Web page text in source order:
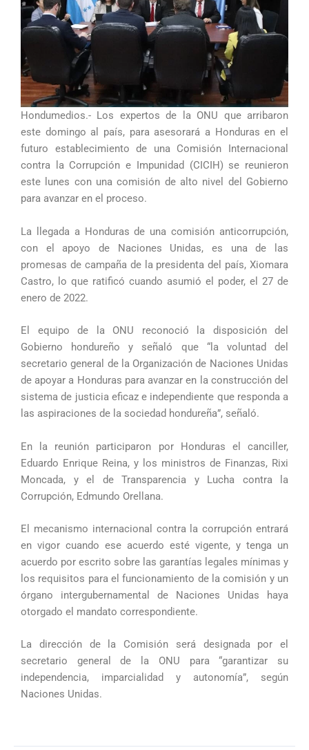
Hondumedios.- Los expertos de la ONU que arribaron
este domingo al país, para asesorará a Honduras en el
futuro establecimiento de una Comisión Internacional
contra la Corrupción e Impunidad (CICIH) se reunieron
este lunes con una comisión de alto nivel del Gobierno
para avanzar en el proceso.
La llegada a Honduras de una comisión anticorrupción,
con el apoyo de Naciones Unidas, es una de las
promesas de campaña de la presidenta del país, Xiomara
Castro, lo que ratificó cuando asumió el poder, el 27 de
enero de 2022.
El equipo de la ONU reconoció la disposición del
Gobierno hondureño y señaló que “la voluntad del
secretario general de la Organización de Naciones Unidas
de apoyar a Honduras para avanzar en la construcción del
sistema de justicia eficaz e independiente que responda a
las aspiraciones de la sociedad hondureña”, señaló.
En la reunión participaron por Honduras el canciller,
Eduardo Enrique Reina, y los ministros de Finanzas, Rixi
Moncada, y el de Transparencia y Lucha contra la
Corrupción, Edmundo Orellana.
El mecanismo internacional contra la corrupción entrará
en vigor cuando ese acuerdo esté vigente, y tenga un
acuerdo por escrito sobre las garantías legales mínimas y
los requisitos para el funcionamiento de la comisión y un
órgano intergubernamental de Naciones Unidas haya
otorgado el mandato correspondiente.
La dirección de la Comisión será designada por el
secretario general de la ONU para “garantizar su
independencia, imparcialidad y autonomía”, según
Naciones Unidas.